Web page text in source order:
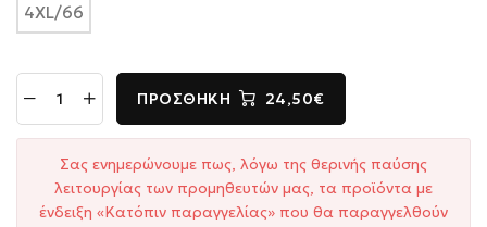
4XL/66
ΠΡΟΣΘΉΚΗ 24,50€
Σας ενημερώνουμε πως, λόγω της θερινής παύσης
λειτουργίας των προμηθευτών μας, τα προϊόντα με
ένδειξη «Κατόπιν παραγγελίας» που θα παραγγελθούν